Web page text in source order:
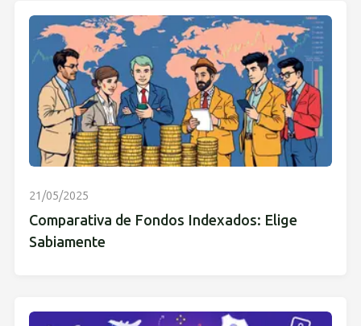
21/05/2025
Comparativa de Fondos Indexados: Elige
Sabiamente